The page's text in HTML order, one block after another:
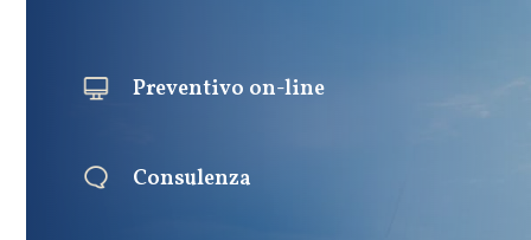
Preventivo on-line
Consulenza